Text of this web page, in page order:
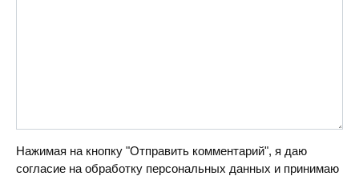
Нажимая на кнопку "Отправить комментарий", я даю
согласие на обработку персональных данных и принимаю